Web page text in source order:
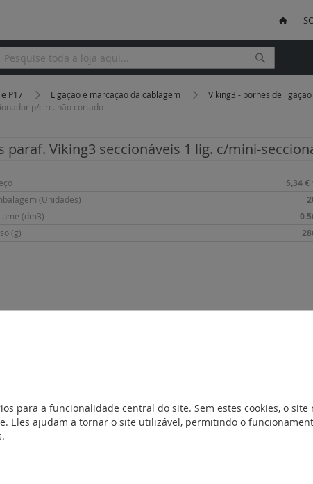
Pesquisa
P17 Ligação e marcação da cablagem
Viking3 - bornes de
p/circ. não cortado
paraf. Viking3 seccionáveis 1 lig. c/mini-
5,34 €
(Unidades)
(dm3)
(g)
para a funcionalidade central do site. Sem estes cookies, o site
Eles ajudam a tornar o site utilizável, permitindo o